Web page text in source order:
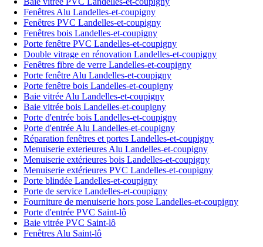
Fenêtres Alu Landelles-et-coupigny
Fenêtres PVC Landelles-et-coupigny
Fenêtres bois Landelles-et-coupigny
Porte fenêtre PVC Landelles-et-coupigny
Double vitrage en rénovation Landelles-et-coupigny
Fenêtres fibre de verre Landelles-et-coupigny
Porte fenêtre Alu Landelles-et-coupigny
Porte fenêtre bois Landelles-et-coupigny
Baie vitrée Alu Landelles-et-coupigny
Baie vitrée bois Landelles-et-coupigny
Porte d'entrée bois Landelles-et-coupigny
Porte d'entrée Alu Landelles-et-coupigny
Réparation fenêtres et portes Landelles-et-coupigny
Menuiserie exterieures Alu Landelles-et-coupigny
Menuiserie extérieures bois Landelles-et-coupigny
Menuiserie extérieures PVC Landelles-et-coupigny
Porte blindée Landelles-et-coupigny
Porte de service Landelles-et-coupigny
Fourniture de menuiserie hors pose Landelles-et-coupigny
Porte d'entrée PVC Saint-lô
Baie vitrée PVC Saint-lô
Fenêtres Alu Saint-lô